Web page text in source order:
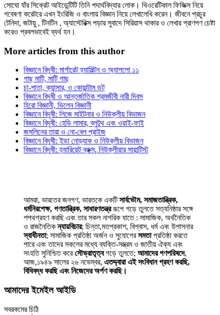
সোঘো যাঁর সিক্রেট আইডেন্টিটি তিনি পদার্থবিদ্যার লোক। থিওরেটিকাল ফিজিক্স নিয়ে
গবেষণা করেটরে এখন ইংরিজি ও বাংলায় বিজ্ঞান নিয়ে লেখালেখি করেন। জীবনে প্রচুর
টেনিদা, জটায়ু , টিনটিন , অ্যাস্টেরিক্স পড়ার সুবাদে সিরিয়াস থাকার ও লেখার প্রাণপণ চেষ্টা
করেও প্রবলভাবেই ব্যর্থ হন।
More articles from this author
বিজ্ঞানে বিদূষী: মার্গারেট হ্যামিল্টন ও অ্যাপলো ১১
গাছ মাটি, মাটি গাছ
চা-পাতা, ক্যান্সার, ও কোয়ান্টাম ডট
বিজ্ঞানে বিদূষী ও আন্তর্জাতিক শ্রমজীবী নারী দিবস
হিরো বিজ্ঞানী, ভিলেন বিজ্ঞানী
বিজ্ঞানে বিদূষী: লিজে মাইটনার ও নিউক্লীয় বিভাজন
বিজ্ঞানে বিদূষী: হেডি লামার, ব্লুটুথ এবং ওয়াই-ফাই
জসলিনের তারা ও নো-বেল প্রাইজ
বিজ্ঞানে বিদূষী: ইডা নোড্যাক ও নিউক্লীয় বিভাজন
বিজ্ঞানে বিদূষী: হ্যারিয়েট ব্রুক্স্‌, নিউক্লীয়ার সায়ান্টিস্ট
আমরা, ভারতের জনগণ, ভারতকে একটিসার্বভৌম, সমাজতান্ত্রিক,
ধর্মনিরপেক্ষ, গণতান্ত্রিক, সাধারণতন্ত্ররূপে গড়ে তুলতে সত্যনিষ্ঠার সঙ্গে
শপথগ্রহণ করছি এবং তার সকল নাগরিক যাতে : সামাজিক, অর্থনৈতিক
ও রাজনৈতিকন্যায়বিচার; চিন্তা,মতপ্রকাশ, বিশ্বাস, ধর্ম এবং উপাসনার
স্বাধীনতা; সামাজিক প্রতিষ্ঠা অর্জন ও সুযোগেরসমতাপ্রতিষ্ঠা করতে
পারে এবং তাদের সকলের মধ্যে ব্যক্তি-সম্ভ্রম ও জাতীয় ঐক্য এবং
সংহতি সুনিশ্চিত করেসৌভ্রাতৃত্বগড়ে তুলতে; আমাদের গণপরিষদে,
আজ,১৯৪৯ সালের ২৬ নভেম্বর, এতদ্দ্বারা এই সংবিধান গ্রহণ করছি,
বিধিবদ্ধ করছি এবং নিজেদের অর্পণ করছি।
আমাদের ইমেইল আইডি
সবরকমের চিঠি